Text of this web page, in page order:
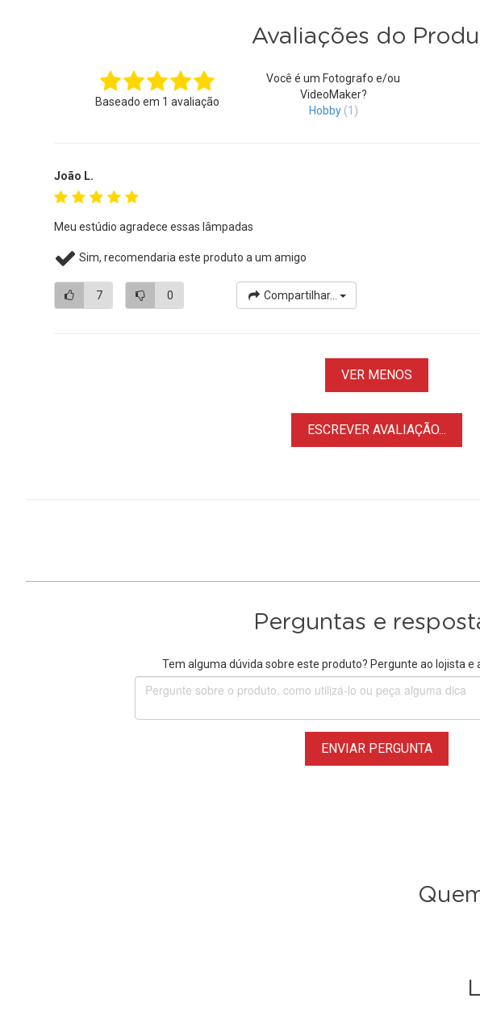
Avaliações do
Baseado em 1 avaliação
Você é um Fotografo e/ou
VideoMaker?
Hobby (1)
João L.
Meu estúdio agradece essas lâmpadas
Sim, recomendaria este produto a um amigo
7 0 Compartilhar...
VER MENOS
ESCREVER AVALIAÇÃO...
Perguntas e
Tem alguma dúvida sobre este produto? Pergunte ao lojista e
ENVIAR PERGUNTA